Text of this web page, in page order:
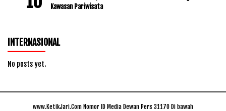
Kawasan Pariwisata
INTERNASIONAL
No posts yet.
www.KetikJari.Com Nomor ID Media Dewan Pers 31170 Di bawah